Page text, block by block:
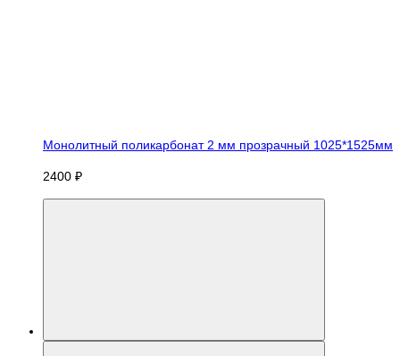
Монолитный поликарбонат 2 мм прозрачный 1025*1525мм
2400 ₽